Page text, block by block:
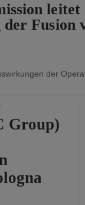
leitet
Fusion
der
Group)